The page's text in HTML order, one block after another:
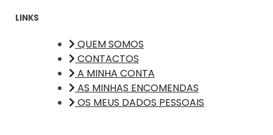
LINKS
QUEM SOMOS
CONTACTOS
A MINHA CONTA
AS MINHAS ENCOMENDAS
OS MEUS DADOS PESSOAIS